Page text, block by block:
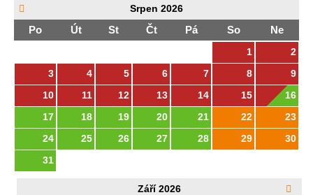
Srpen 2026
Po
Út St Čt Pá So Ne
1 2
3 4 5 6 7 8 9
10 11 12 13 14 15 16
17 18 19 20 21 22 23
24 25 26 27 28 29 30
31
Září 2026